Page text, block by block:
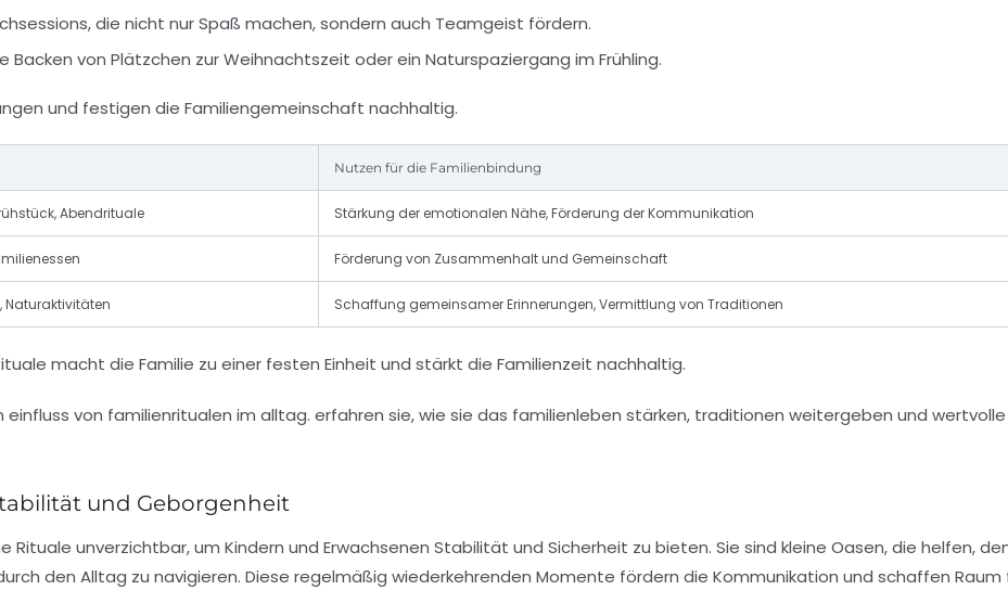
die nicht nur Spaß machen, sondern auch Teamgeist fördern.
von Plätzchen zur Weihnachtszeit oder ein Naturspaziergang im Frühling.
und festigen die Familiengemeinschaft nachhaltig.
Nutzen für die Familienbindung
Abendrituale Stärkung der emotionalen Nähe, Förderung der Kommunikation
Förderung von Zusammenhalt und Gemeinschaft
Naturaktivitäten Schaffung gemeinsamer Erinnerungen, Vermittlung von Traditionen
macht die Familie zu einer festen Einheit und stärkt die Familienzeit nachhaltig.
und Geborgenheit
Rituale unverzichtbar, um Kindern und Erwachsenen Stabilität und Sicherheit zu bieten. Sie sind kleine Oasen, die helfen,
den Alltag zu navigieren. Diese regelmäßig wiederkehrenden Momente fördern die Kommunikation und schaffen Raum